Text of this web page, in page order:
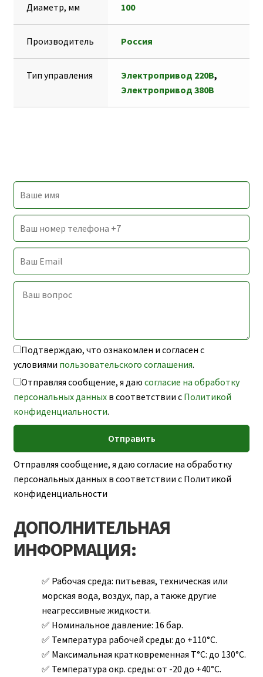
Диаметр, мм 100
Производитель Россия
Тип управления Электропривод 220В,
Электропривод 380В
Подтверждаю, что ознакомлен и согласен с
условиями пользовательского соглашения.
Отправляя сообщение, я даю согласие на обработку
персональных данныхв соответствии с Политикой
конфиденциальности.
Отправляя сообщение, я даю согласие на обработку
персональных данных в соответствии с Политикой
конфиденциальности
ДОПОЛНИТЕЛЬНАЯ
ИНФОРМАЦИЯ:
Рабочая среда: питьевая, техническая или
морская вода, воздух, пар, а также другие
неагрессивные жидкости.
Номинальное давление: 16 бар.
Температура рабочей среды: до +110°С.
Максимальная кратковременная T°С: до 130°С.
Температура окр. среды: от -20 до +40°С.